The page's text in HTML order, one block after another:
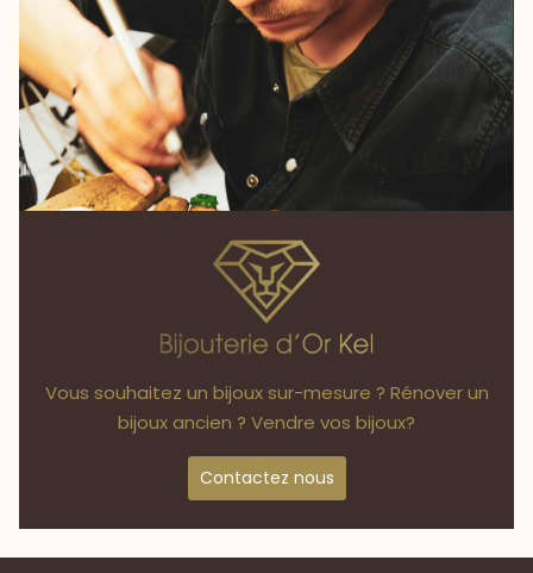
Vous souhaitez un bijoux sur-mesure ? Rénover un
bijoux ancien ? Vendre vos bijoux?
Contactez nous